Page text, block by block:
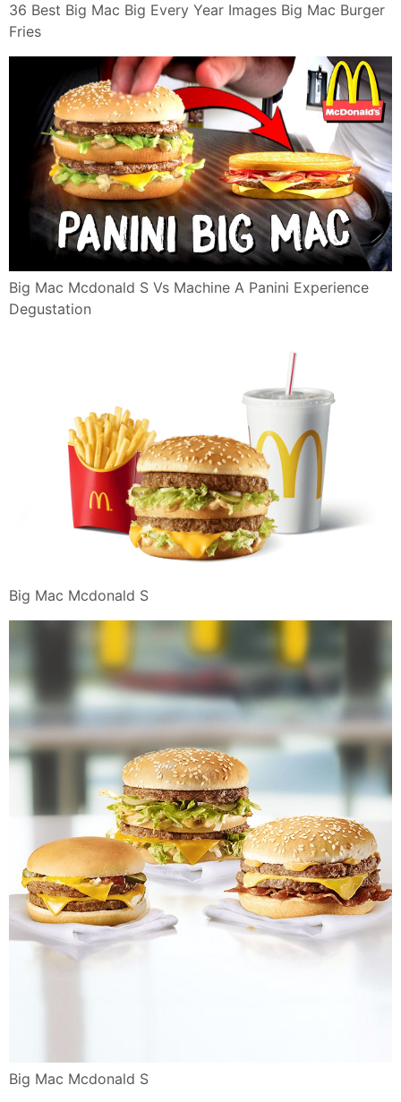
36 Best Big Mac Big Every Year Images Big Mac Burger
Fries
Big Mac Mcdonald S Vs Machine A Panini Experience
Degustation
Big Mac Mcdonald S
Big Mac Mcdonald S